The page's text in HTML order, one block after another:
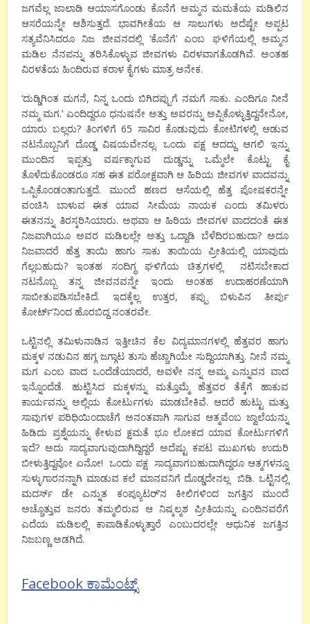
ಜಗವೆಲ್ಲ ಜಾಲಾಡಿ ಆಯಾಸಗೊಂಡು ಕೊನೆಗೆ ಅಮ್ಮನ ಮಮತೆಯ ಮಡಿಲಿನ
ಆಸರೆಯನ್ನೇ ಆಶಿಸುತ್ತದೆ. ಭಾವಗೀತೆಯ ಆ ಸಾಲುಗಳು ಅದೆಷ್ಟೇ ಅಪ್ಪಟ
ಸತ್ಯವೆನಿಸಿದರೂ ನಿಜ ಜೀವನದಲ್ಲಿ ‘ಕೊನೆಗೆ’ ಎಂಬ ಘಳಿಗೆಯಲ್ಲಿ ಅಮ್ಮನ
ಮಡಿಲ ನೆನಪನ್ನು ತರಿಸಿಕೊಳ್ಳುವ ಜೀವಗಳು ವಿರಳವಾಗತೊಡಗಿವೆ. ಅಂತಹ
ವಿರಳತೆಯ ಹಿಂದಿರುವ ಕರಾಳ ಕೈಗಳು ಮಾತ್ರ ಅನೇಕ.
‘ದುಡ್ಡಿಗಿಂತ ಮಗನೆ, ನಿನ್ನ ಒಂದು ಬಿಗಿದಪ್ಪುಗೆ ನಮಗೆ ಸಾಕು. ಎಂದಿಗೂ ನೀನೆ
ನಮ್ಮ ಮಗ.’ ಎಂದಿದ್ದರೂ ಧನುಷನೇ ಅತ್ತು ಅವರನ್ನು ಅಪ್ಪಿಕೊಳ್ಳುತ್ತಿದ್ದನೇನೋ,
ಯಾರು ಬಲ್ಲರು? ತಿಂಗಳಿಗೆ 65 ಸಾವಿರ ಕೊಡುವುದು ಕೋಟಿಗಳಲ್ಲಿ ಆಡುವ
ನಟನೊಬ್ಬನಿಗೆ ದೊಡ್ಡ ವಿಷಯವೇನಲ್ಲ. ಒಂದು ಪಕ್ಷ ಆದದ್ದು ಆಗಲಿ ಇನ್ನು
ಮುಂದಿನ ಇಪ್ಪತ್ತು ವರ್ಷಕ್ಕಾಗುವ ದುಡ್ಡನ್ನು ಒಮ್ಮೆಲೇ ಕೊಟ್ಟು ಕೈ
ತೊಳೆದುಕೊಂಡರೂ ಸಹ ಈತ ಪರೋಕ್ಷವಾಗಿ ಆ ಹಿರಿಯ ಜೀವಗಳ ವಾದವನ್ನು
ಒಪ್ಪಿಕೊಂಡಂತಾಗುತ್ತದೆ. ಮುಂದೆ ಹಣದ ಆಸೆಯಲ್ಲಿ ಹೆತ್ತ ಪೋಷಕರನ್ನೇ
ವಂಚಿಸಿ ಬಾಳುವ ಈತ ಯಾವ ಸೀಮೆಯ ನಾಯಕ ಎಂದು ತಮಿಳರು
ಈತನನ್ನು ತಿರಸ್ಕರಿಸಿಯಾರು. ಅಥವಾ ಆ ಹಿರಿಯ ಜೀವಗಳ ವಾದದಂತೆ ಈತ
ನಿಜವಾಗಿಯೂ ಅವರ ಮಡಿಲಲ್ಲೇ ಅತ್ತು ಒದ್ದಾಡಿ ಬೆಳೆದಿರಬಹುದಾ? ಅದೂ
ನಿಜವಾದರೆ ಹೆತ್ತ ತಾಯಿ ಹಾಗು ಸಾಕು ತಾಯಿಯ ಪ್ರೀತಿಯಲ್ಲಿ ಯಾವುದು
ಗೆಲ್ಲಬಹುದು? ಇಂತಹ ಸಂದಿಗ್ಧ ಘಳಿಗೆಯ ಚಿತ್ರಗಳಲ್ಲಿ ನಟಿಸಬೇಕಾದ
ನಟನೊಬ್ಬ ತನ್ನ ಜೀವನವನ್ನೇ ಇಂದು ಅಂತಹ ಉದಾಹರಣೆಯಾಗಿ
ಸಾಬೀತುಪಡಿಸಬೇಕಿದೆ. ಇದಕ್ಕೆಲ್ಲ ಉತ್ತರ, ಕಪ್ಪು ಬಿಳುಪಿನ ತೀರ್ಪು
ಕೋರ್ಟ್’ನಿಂದ ಹೊರಬಿದ್ದ ನಂತರವೇ.
ಒಟ್ಟಿನಲ್ಲಿ ತಮಿಳುನಾಡಿನ ಇತ್ತೀಚಿನ ಕೆಲ ವಿದ್ಯಮಾನಗಳಲ್ಲಿ ಹೆತ್ತವರ ಹಾಗು
ಮಕ್ಕಳ ನಡುವಿನ ಹಗ್ಗ ಜಗ್ಗಾಟ ತುಸು ಹೆಚ್ಚಾಗಿಯೇ ಸುದ್ದಿಯಾಗಿತ್ತು. ನೀನೆ ನಮ್ಮ
ಮಗ ಎಂಬ ವಾದ ಒಂದೆಡೆಯಾದರೆ, ಅವಳೇ ನನ್ನ ಅಮ್ಮ ಎನ್ನುವನ ವಾದ
ಇನ್ನೊಂದೆಡೆ. ಹುಟ್ಟಿಸಿದ ಮಕ್ಕಳನ್ನು ಮತ್ತೊಮ್ಮೆ ಹೆತ್ತವರ ತೆಕ್ಕೆಗೆ ಹಾಕುವ
ಕಾರ್ಯವನ್ನು ಅಲ್ಲಿಯ ಕೋರ್ಟುಗಳು ಮಾಡಬೇಕಿವೆ. ಆದರೆ ಹುಟ್ಟು ಮತ್ತು
ಸಾವುಗಳ ಪರಿಧಿಯಿಂದಾಚೆಗೆ ಅನಂತವಾಗಿ ಸಾಗುವ ಆತ್ಮವೆಂಬ ಜ್ವಾಲೆಯನ್ನು
ಹಿಡಿದು ಪ್ರಶ್ನೆಯನ್ನು ಕೇಳುವ ಕ್ಷಮತೆ ಭೂ ಲೋಕದ ಯಾವ ಕೋರ್ಟುಗಳಿಗೆ
ಇದೆ? ಅದು ಸಾದ್ಯವಾಗುವುದಾಗಿದ್ದಿದ್ದರೆ ಅದೆಷ್ಟು ಕಪಟ ಮುಖಗಳು ಉದುರಿ
ಬೀಳುತ್ತಿದ್ದವೋ ಏನೋ! ಒಂದು ಪಕ್ಷ ಸಾದ್ಯವಾಗಬಹುದಾಗಿದ್ದರೂ ಆತ್ಮಗಳನ್ನೂ
ಸುಳ್ಳುಗಾರನನ್ನಾಗಿ ಮಾಡುವ ಕಲೆ ಮಾನವನಿಗೆ ದೊಡ್ಡದೇನಲ್ಲ ಬಿಡಿ. ಒಟ್ಟಿನಲ್ಲಿ
ಮದರ್ಸ್ ಡೇ ಎನ್ನುತ ಕಂಪ್ಯೂಟರ್’ನ ಕೀಲಿಗಳಿಂದ ಜಗತ್ತಿನ ಮುಂದೆ
ಅಚ್ಚೊತ್ತುವ ಜನರು ತಮ್ಮಲಿರುವ ಆ ನಿಷ್ಕಲ್ಮಶ ಪ್ರೀತಿಯನ್ನು ಎಂದಿನವರೆಗೆ
ಎದೆಯ ಮಡಿಲಲ್ಲಿ ಕಾಪಾಡಿಕೊಳ್ಳುತ್ತಾರೆ ಎಂಬುದರಲ್ಲೇ ಆಧುನಿಕ ಜಗತ್ತಿನ
ನಿಜಬಣ್ಣ ಅಡಗಿದೆ.
Facebook ಕಾಮೆಂಟ್ಸ್